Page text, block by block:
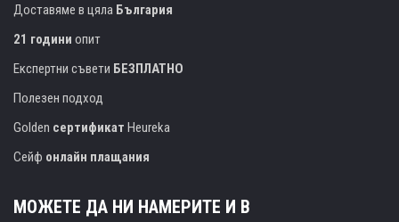
Доставяме в цяла България
21 години опит
Експертни съвети БЕЗПЛАТНО
Полезен подход
Golden сертификат Heureka
Сейф онлайн плащания
МОЖЕТЕ ДА НИ НАМЕРИТЕ И В